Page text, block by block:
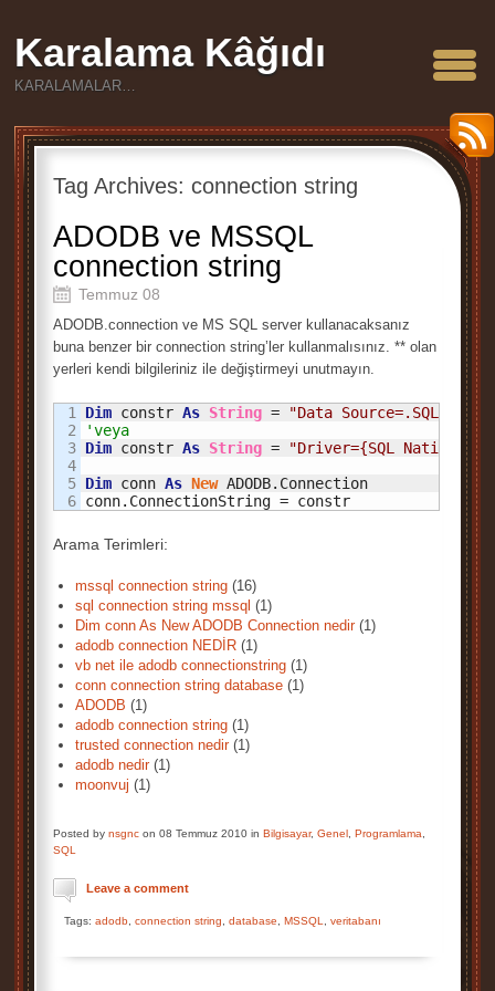
Karalama Kâğıdı
KARALAMALAR…
Tag Archives: connection string
ADODB ve MSSQL
connection string
Temmuz 08
ADODB.connection ve MS SQL server kullanacaksanız
buna benzer bir connection string’ler kullanmalısınız. ** olan
yerleri kendi bilgileriniz ile değiştirmeyi unutmayın.
1
2
3
4
5
Dim constr As String =
"Data
'veya
Dim constr As String =
"Driver={SQL Native
Dim conn As New ADODB.Connection
conn.ConnectionString = constr
Arama Terimleri:
mssql connection string (16)
sql connection string mssql (1)
Dim conn As New ADODB Connection nedir(1)
adodb connection NEDİR (1)
vb net ile adodb connectionstring (1)
conn connection string database (1)
ADODB (1)
adodb connection string (1)
trusted connection nedir(1)
adodb nedir(1)
moonvuj (1)
Posted by nsgnc on 08 Temmuz 2010 in Bilgisayar, Genel Programlama
SQL
Leave a comment
Tags: adodb connection string database MSSQL veritabanı